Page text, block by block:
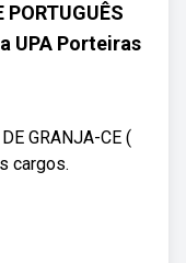
PORTUGUÊS
UPA Porteiras
GRANJA-CE (
cargos.